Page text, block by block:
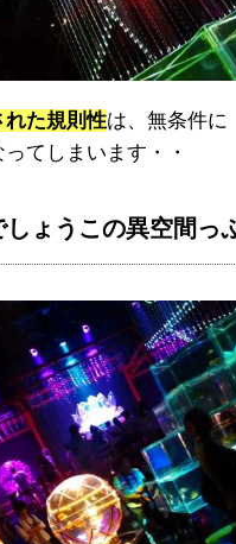
れた規則性は、無条件に
てしまいます・・
しょうこの異空間っ